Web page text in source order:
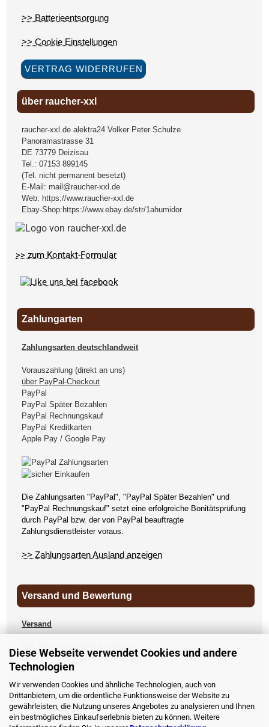
Diese Webseite verwendet Cookies und andere
Technologien
Wir verwenden Cookies und ähnliche Technologien, auch von
Drittanbietern, um die ordentliche Funktionsweise der Website zu
gewährleisten, die Nutzung unseres Angebotes zu analysieren und Ihnen
ein bestmögliches Einkaufserlebnis bieten zu können. Weitere
>> Batterieentsorgung
>> Cookie Einstellungen
VERTRAG WIDERRUFEN
über raucher-xxl
raucher-xxl.de alektra24 Volker Peter Schulze
Panoramastrasse 31
DE 73779 Deizisau
Tel.:07153 899145
(Tel. nicht permanent besetzt)
E-Mail: mail@raucher-xxl.de
Web: https://www.raucher-xxl.de
Ebay-Shop: https://www.ebay.de/str/1ahumidor
>> zum Kontakt-Formular
Zahlungarten
Zahlungsarten deutschlandweit
Vorauszahlung (direkt an uns)
über PayPal-Checkout
PayPal
PayPal Später Bezahlen
PayPal Rechnungskauf
PayPal Kreditkarten
Apple Pay / Google Pay
Die Zahlungsarten "PayPal", "PayPal Später Bezahlen" und
"PayPal Rechnungskauf" setzt eine erfolgreiche Bonitätsprüfung
durch PayPal bzw. der von PayPal beauftragte
Zahlungsdienstleister voraus.
>> Zahlungsarten Ausland anzeigen
Versand und Bewertung
Versand
DHL (deutschlandweit kostenlos)
DPD (deutschlandweit kostenlos)
UPS
andere Länder
>> Versandkosten anzeigen